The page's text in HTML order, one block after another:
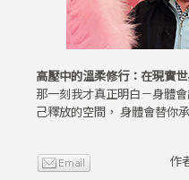
高壓中的溫柔修行：在現實
那一刻我才真正明白－身體
己釋放的空間， 身體會替你
作